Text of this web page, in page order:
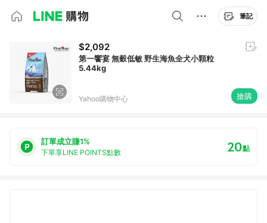
筆記
$2,092
第一饗宴 無穀低敏 野生海魚全犬小顆粒
5.44kg
Yahoo購物中心 搶購
訂單成立賺1%
下單享LINE POINTS點數 20點